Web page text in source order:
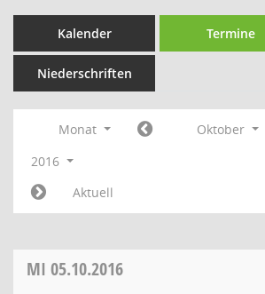
Kalender Termine
Niederschriften
Monat
Oktober
2016
Aktuell
MI 05.10.2016